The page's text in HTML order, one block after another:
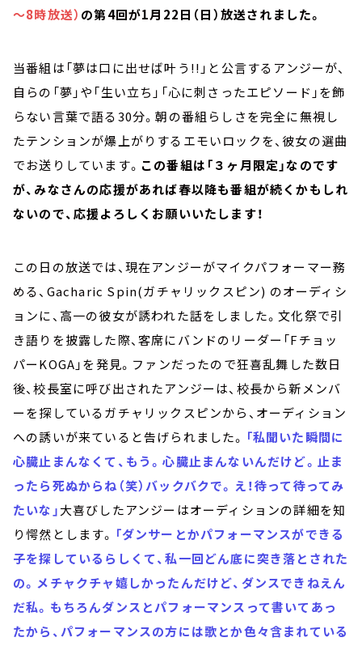
～8時放送） の第4回が1月22日（日）放送されました。
当番組は「夢は口に出せば叶う!!」と公言するアンジーが、
自らの「夢」や「生い立ち」「心に刺さったエピソード」を飾
らない言葉で語る30分。朝の番組らしさを完全に無視し
たテンションが爆上がりするエモいロックを、彼女の選曲
でお送りしています。 この番組は「３ヶ月限定」なのです
が、みなさんの応援があれば春以降も番組が続くかもしれ
ないので、応援よろしくお願いいたします！
この日の放送では、現在アンジーがマイクパフォーマー務
める、Gacharic Spin(ガチャリックスピン) のオーディシ
ョンに、高一の彼女が誘われた話をしました。文化祭で引
き語りを披露した際、客席にバンドのリーダー「Fチョッ
パーKOGA」を発見。ファンだったので狂喜乱舞した数日
後、校長室に呼び出されたアンジーは、校長から新メンバ
ーを探しているガチャリックスピンから、オーディション
への誘いが来ていると告げられました。 「私聞いた瞬間に
心臓止まんなくて、もう。心臓止まんないんだけど。止ま
ったら死ぬからね（笑）バックバクで。え！待って待ってみ
たいな」大喜びしたアンジーはオーディションの詳細を知
り愕然とします。 「ダンサーとかパフォーマンスができる
子を探しているらしくて、私一回どん底に突き落とされた
の。メチャクチャ嬉しかったんだけど、ダンスできねえん
だ私。もちろんダンスとパフォーマンスって書いてあっ
たから、パフォーマンスの方には歌とか色々含まれている